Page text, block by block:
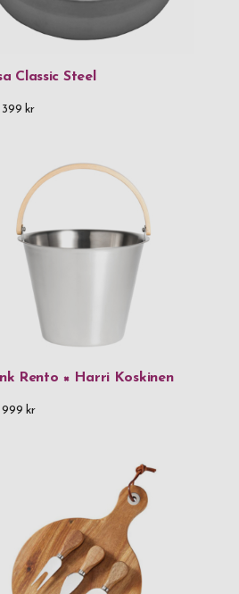
Classic Steel
399 kr
Rento × Harri Koskinen
999 kr